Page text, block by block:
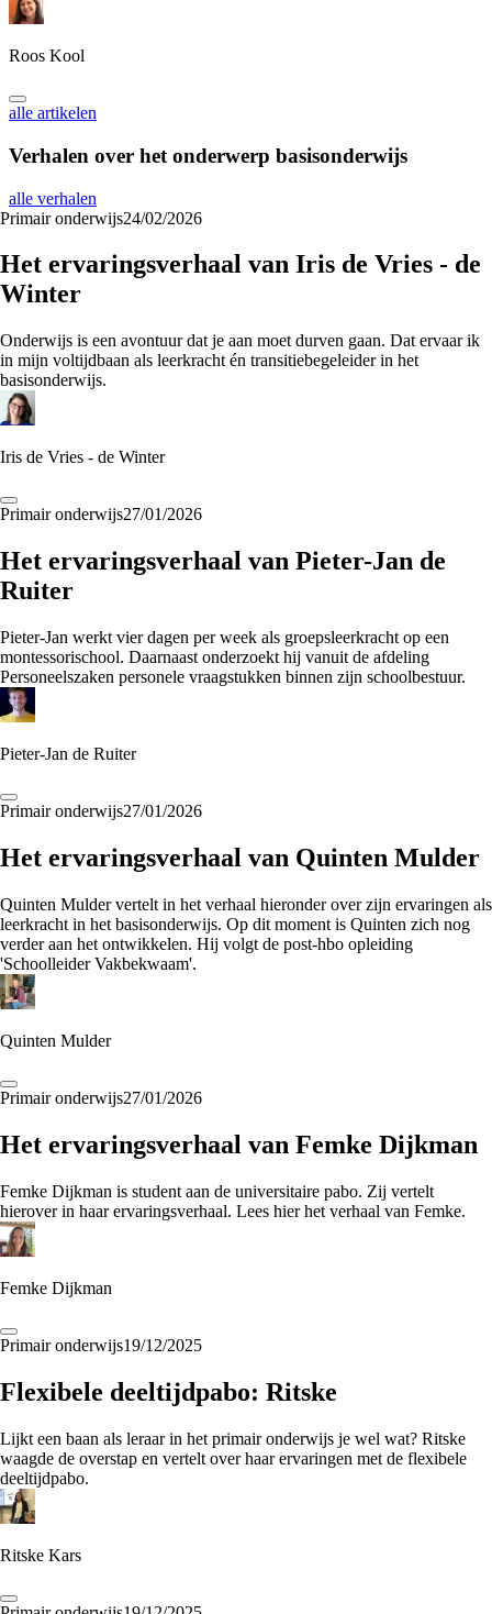
Roos Kool
alle artikelen
Verhalen over het onderwerp basisonderwijs
alle verhalen
Primair onderwijs24/02/2026
Het ervaringsverhaal van Iris de Vries - de
Winter
Onderwijs is een avontuur dat je aan moet durven gaan. Dat ervaar ik
in mijn voltijdbaan als leerkracht én transitiebegeleider in het
basisonderwijs.
Iris de Vries - de Winter
Primair onderwijs27/01/2026
Het ervaringsverhaal van Pieter-Jan de
Ruiter
Pieter-Jan werkt vier dagen per week als groepsleerkracht op een
montessorischool. Daarnaast onderzoekt hij vanuit de afdeling
Personeelszaken personele vraagstukken binnen zijn schoolbestuur.
Pieter-Jan de Ruiter
Primair onderwijs27/01/2026
Het ervaringsverhaal van Quinten Mulder
Quinten Mulder vertelt in het verhaal hieronder over zijn ervaringen als
leerkracht in het basisonderwijs. Op dit moment is Quinten zich nog
verder aan het ontwikkelen. Hij volgt de post-hbo opleiding
'Schoolleider Vakbekwaam'.
Quinten Mulder
Primair onderwijs27/01/2026
Het ervaringsverhaal van Femke Dijkman
Femke Dijkman is student aan de universitaire pabo. Zij vertelt
hierover in haar ervaringsverhaal. Lees hier het verhaal van Femke.
Femke Dijkman
Primair onderwijs19/12/2025
Flexibele deeltijdpabo: Ritske
Lijkt een baan als leraar in het primair onderwijs je wel wat? Ritske
waagde de overstap en vertelt over haar ervaringen met de flexibele
deeltijdpabo.
Ritske Kars